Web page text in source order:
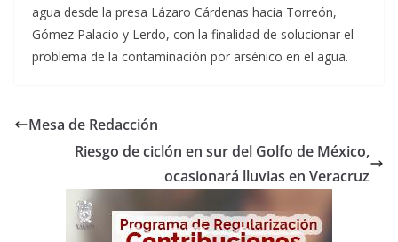
agua desde la presa Lázaro Cárdenas hacia Torreón,
Gómez Palacio y Lerdo, con la finalidad de solucionar el
problema de la contaminación por arsénico en el agua.
Mesa de Redacción
Riesgo de ciclón en sur del Golfo de México,
ocasionará lluvias en Veracruz